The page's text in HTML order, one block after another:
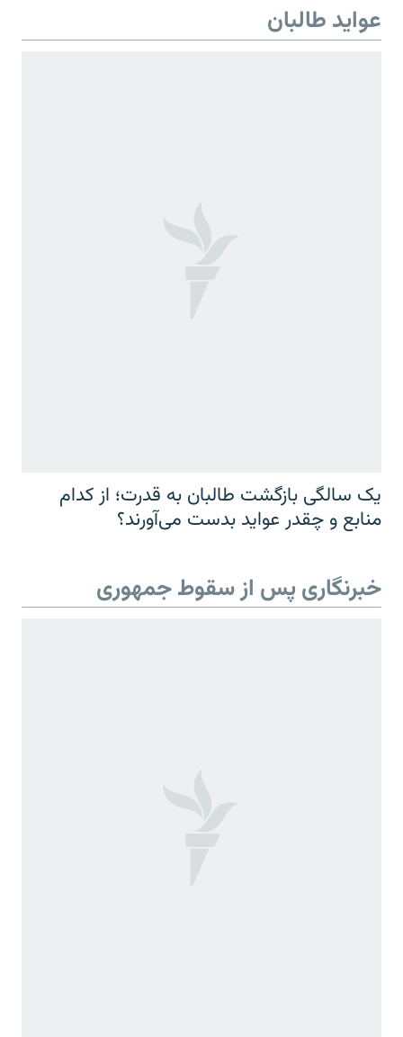
عواید طالبان
یک سالگی بازگشت طالبان به قدرت؛ از کدام
منابع و چقدر عواید بدست می‌آورند؟
خبرنگاری پس از سقوط جمهوری